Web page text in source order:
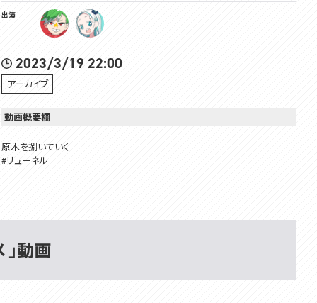
出演
2023/3/19 22:00
アーカイブ
動画概要欄
原木を捌いていく
#リューネル
@Miuneru
#voms_project
動画